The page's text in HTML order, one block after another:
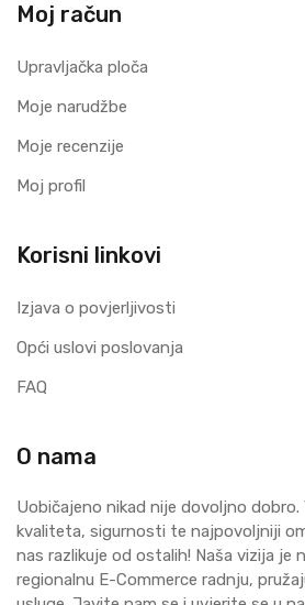
Moj račun
Upravljačka ploča
Moje narudžbe
Moje recenzije
Moj profil
Korisni linkovi
Izjava o povjerljivosti
Opći uslovi poslovanja
FAQ
O nama
Uobičajeno nikad nije dovoljno
kvaliteta, sigurnosti te najpovoljniji
nas razlikuje od ostalih! Naša vizija je
regionalnu E-Commerce radnju,